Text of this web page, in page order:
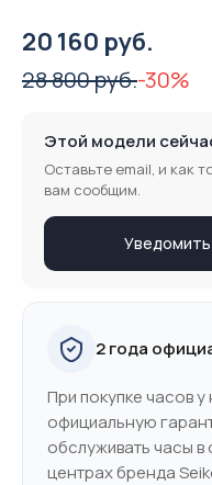
20 160 руб.
28 800 руб.-30%
Этой модели
Оставьте email, и как
вам сообщим.
2 года
При покупке часов
официальную
обслуживать часы
центрах бренда